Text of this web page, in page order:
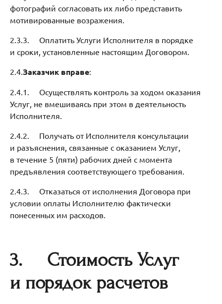
фотографий согласовать их либо представить
мотивированные возражения.
2.3.3. Оплатить Услуги Исполнителя в порядке
и сроки, установленные настоящим Договором.
2.4. Заказчик вправе:
2.4.1. Осуществлять контроль за ходом оказания
Услуг, не вмешиваясь при этом в деятельность
Исполнителя.
2.4.2. Получать от Исполнителя консультации
и разъяснения, связанные с оказанием Услуг,
в течение 5 (пяти) рабочих дней с момента
предъявления соответствующего требования.
2.4.3. Отказаться от исполнения Договора при
условии оплаты Исполнителю фактически
понесенных им расходов.
3. Стоимость Услуг
и порядок расчетов